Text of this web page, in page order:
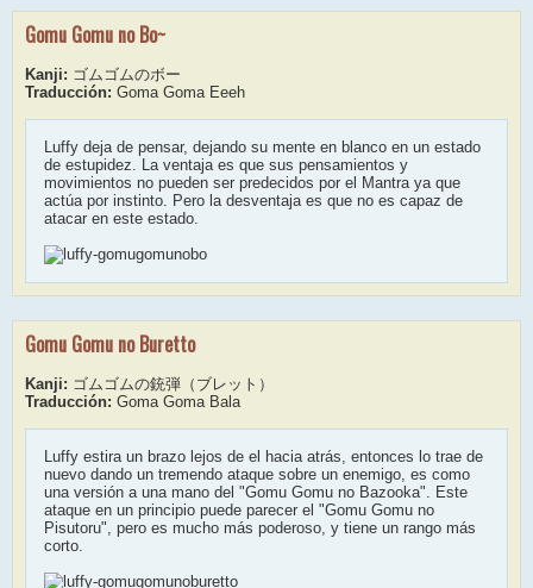
Gomu Gomu no Bo~
Kanji: ゴムゴムのボー
Traducción: Goma Goma Eeeh
Luffy deja de pensar, dejando su mente en blanco en un estado
de estupidez. La ventaja es que sus pensamientos y
movimientos no pueden ser predecidos por el Mantra ya que
actúa por instinto. Pero la desventaja es que no es capaz de
atacar en este estado.
Gomu Gomu no Buretto
Kanji: ゴムゴムの銃弾（ブレット）
Traducción: Goma Goma Bala
Luffy estira un brazo lejos de el hacia atrás, entonces lo trae de
nuevo dando un tremendo ataque sobre un enemigo, es como
una versión a una mano del "Gomu Gomu no Bazooka". Este
ataque en un principio puede parecer el "Gomu Gomu no
Pisutoru", pero es mucho más poderoso, y tiene un rango más
corto.